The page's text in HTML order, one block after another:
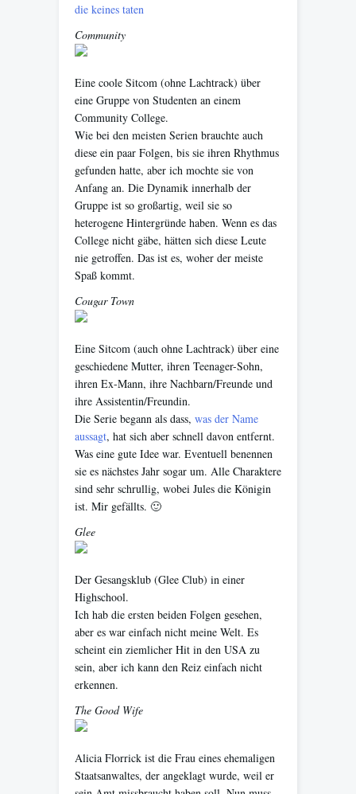
die keines taten
Community
Eine coole Sitcom (ohne Lachtrack) über
eine Gruppe von Studenten an einem
Community College.
Wie bei den meisten Serien brauchte auch
diese ein paar Folgen, bis sie ihren Rhythmus
gefunden hatte, aber ich mochte sie von
Anfang an. Die Dynamik innerhalb der
Gruppe ist so großartig, weil sie so
heterogene Hintergründe haben. Wenn es das
College nicht gäbe, hätten sich diese Leute
nie getroffen. Das ist es, woher der meiste
Spaß kommt.
Cougar Town
Eine Sitcom (auch ohne Lachtrack) über eine
geschiedene Mutter, ihren Teenager-Sohn,
ihren Ex-Mann, ihre Nachbarn/Freunde und
ihre Assistentin/Freundin.
Die Serie begann als dass, was der Name
aussagt, hat sich aber schnell davon entfernt.
Was eine gute Idee war. Eventuell benennen
sie es nächstes Jahr sogar um. Alle Charaktere
sind sehr schrullig, wobei Jules die Königin
ist. Mir gefällts. 🙂
Glee
Der Gesangsklub (Glee Club) in einer
Highschool.
Ich hab die ersten beiden Folgen gesehen,
aber es war einfach nicht meine Welt. Es
scheint ein ziemlicher Hit in den USA zu
sein, aber ich kann den Reiz einfach nicht
erkennen.
The Good Wife
Alicia Florrick ist die Frau eines ehemaligen
Staatsanwaltes, der angeklagt wurde, weil er